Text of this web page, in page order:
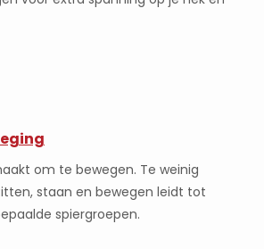
om te bewegen. Te weinig
staan en bewegen leidt tot
spiergroepen.